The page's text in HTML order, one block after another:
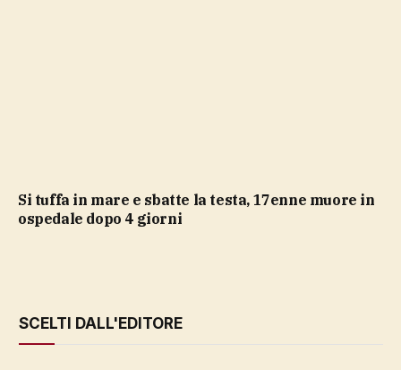
Si tuffa in mare e sbatte la testa, 17enne muore in
ospedale dopo 4 giorni
SCELTI DALL'EDITORE